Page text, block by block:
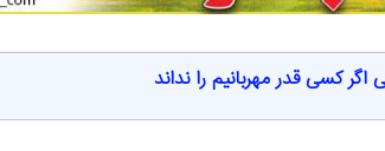
کسی قدر مهربانیم را نداند